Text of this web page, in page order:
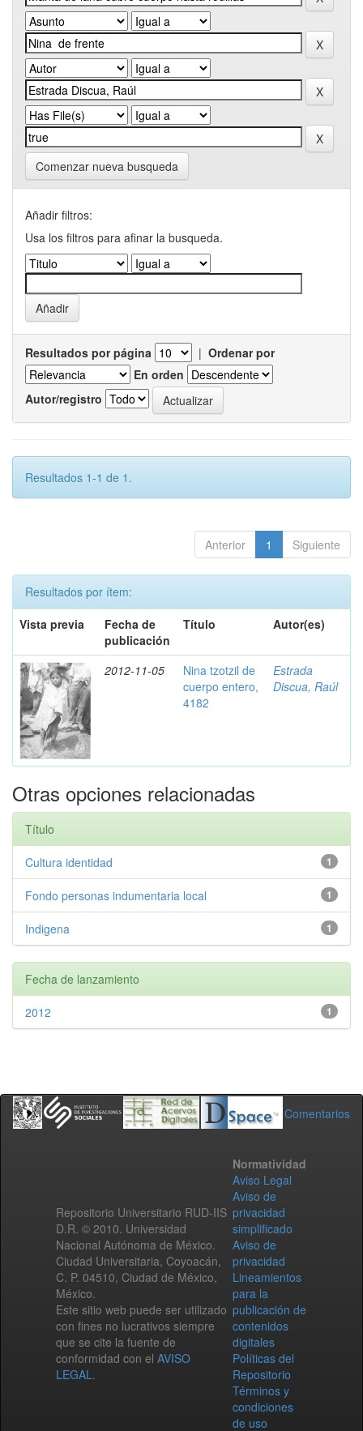
Comenzar nueva busqueda
Añadir filtros:
Usa los filtros para afinar la busqueda.
Resultados por página | Ordenar por
En orden
Autor/registro
Resultados 1-1 de 1.
Anterior 1 Siguiente
Resultados por ítem:
Vista previa
Fecha de
publicación
Título Autor(es)
2012-11-05
Nina tzotzil de
cuerpo entero,
4182
Estrada
Discua, Raúl
Otras opciones relacionadas
Título
1
Cultura identidad
1
Fondo personas indumentaria local
1
Indigena
Fecha de lanzamiento
1
2012
Comentarios
Repositorio Universitario RUD-IIS
D.R. © 2010. Universidad
Nacional Autónoma de México.
Ciudad Universitaria, Coyoacán,
C. P. 04510, Ciudad de México,
México.
Este sitio web puede ser utilizado
con fines no lucrativos siempre
que se cite la fuente de
conformidad con el AVISO
LEGAL.
Normatividad
Aviso Legal
Aviso de
privacidad
simplificado
Aviso de
privacidad
Lineamientos
para la
publicación de
contenidos
digitales
Políticas del
Repositorio
Términos y
condiciones
de uso